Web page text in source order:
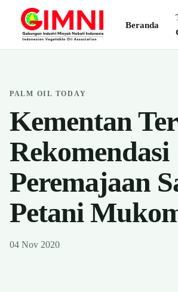
Beranda
PALM OIL TODAY
Kementan
Rekomendasi
Peremajaan
Petani
04 Nov 2020